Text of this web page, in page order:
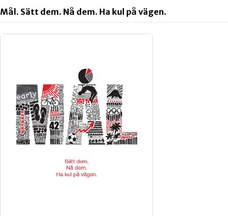
Mål. Sätt dem. Nå dem. Ha kul på vägen.